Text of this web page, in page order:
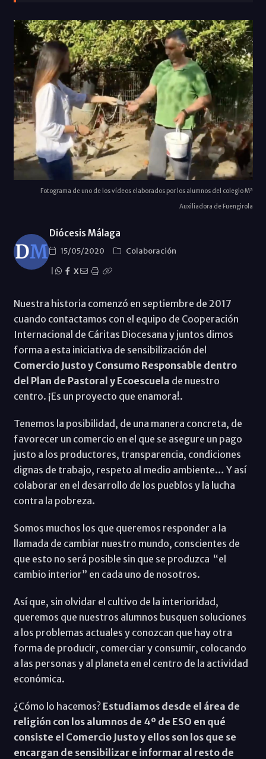
Fotograma de uno de los vídeos elaborados por los alumnos del colegio Mª
Auxiliadora de Fuengirola
Diócesis Málaga
15/05/2020
Colaboración
X
Nuestra historia comenzó en septiembre de 2017
cuando contactamos con el equipo de Cooperación
Internacional de Cáritas Diocesana y juntos dimos
forma a esta iniciativa de sensibilización del
Comercio Justo y Consumo Responsable dentro
del Plan de Pastoral y Ecoescuela de nuestro
centro. ¡Es un proyecto que enamora!.
Tenemos la posibilidad, de una manera concreta, de
favorecer un comercio en el que se asegure un pago
justo a los productores, transparencia, condiciones
dignas de trabajo, respeto al medio ambiente… Y así
colaborar en el desarrollo de los pueblos y la lucha
contra la pobreza.
Somos muchos los que queremos responder a la
llamada de cambiar nuestro mundo, conscientes de
que esto no será posible sin que se produzca “el
cambio interior” en cada uno de nosotros.
Así que, sin olvidar el cultivo de la interioridad,
queremos que nuestros alumnos busquen soluciones
a los problemas actuales y conozcan que hay otra
forma de producir, comerciar y consumir, colocando
a las personas y al planeta en el centro de la actividad
económica.
¿Cómo lo hacemos? Estudiamos desde el área de
religión con los alumnos de 4º de ESO en qué
consiste el Comercio Justo y ellos son los que se
encargan de sensibilizar e informar al resto de